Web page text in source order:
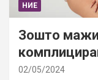
НИЕ
Зошто
02/05/2024